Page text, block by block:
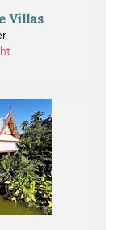
Villas